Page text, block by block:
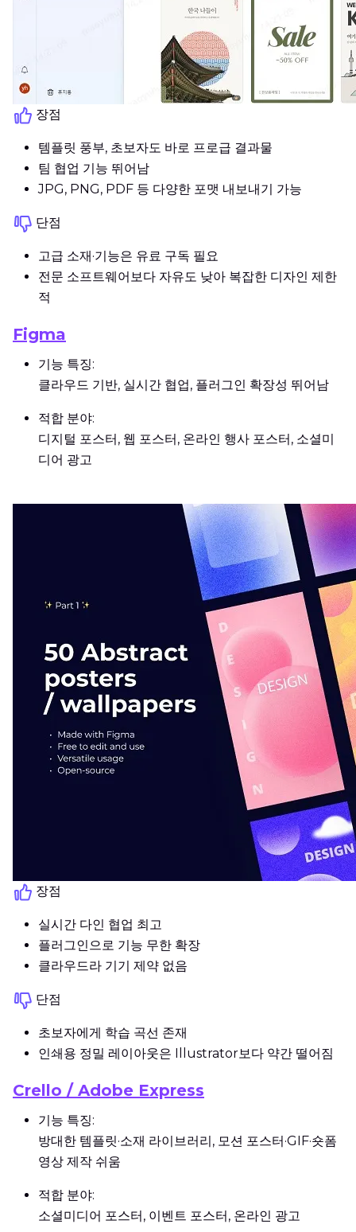
장점
템플릿 풍부, 초보자도 바로 프로급 결과물
팀 협업 기능 뛰어남
JPG, PNG, PDF 등 다양한 포맷 내보내기 가능
단점
고급 소재·기능은 유료 구독 필요
전문 소프트웨어보다 자유도 낮아 복잡한 디자인 제한
적
Figma
기능 특징:
클라우드 기반, 실시간 협업, 플러그인 확장성 뛰어남
적합 분야:
디지털 포스터, 웹 포스터, 온라인 행사 포스터, 소셜미
디어 광고
장점
실시간 다인 협업 최고
플러그인으로 기능 무한 확장
클라우드라 기기 제약 없음
단점
초보자에게 학습 곡선 존재
인쇄용 정밀 레이아웃은 Illustrator보다 약간 떨어짐
Crello / Adobe Express
기능 특징:
방대한 템플릿·소재 라이브러리, 모션 포스터·GIF·숏폼
영상 제작 쉬움
적합 분야:
소셜미디어 포스터, 이벤트 포스터, 온라인 광고